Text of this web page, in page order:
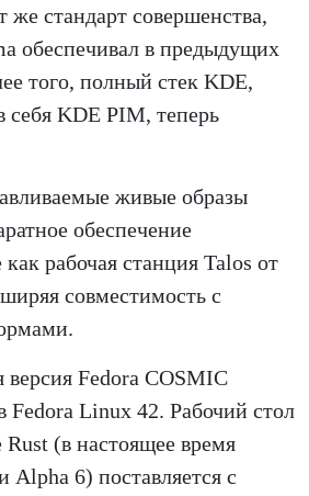
же стандарт совершенства,
обеспечивал в предыдущих
того, полный стек KDE,
себя KDE PIM, теперь
живые образы
обеспечение
рабочая станция Talos от
совместимость с
Fedora COSMIC
Fedora Linux 42. Рабочий стол
Rust (в настоящее время
Alpha 6) поставляется с